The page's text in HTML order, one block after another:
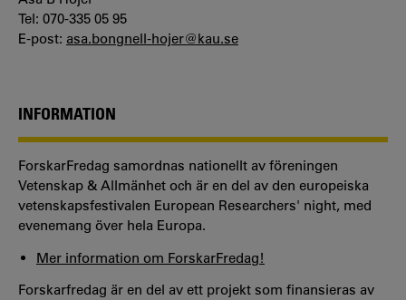
Tel: 070-335 05 95
E-post: asa.bongnell-hojer@kau.se
INFORMATION
ForskarFredag samordnas nationellt av föreningen
Vetenskap & Allmänhet och är en del av den europeiska
vetenskapsfestivalen European Researchers' night, med
evenemang över hela Europa.
Mer information om ForskarFredag!
Forskarfredag är en del av ett projekt som finansieras av